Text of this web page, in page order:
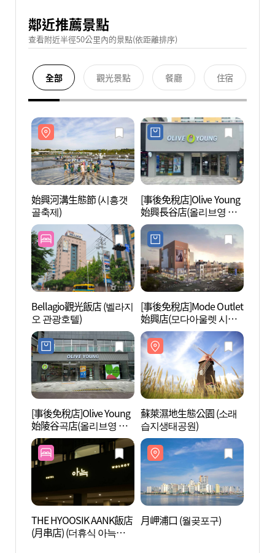
鄰近推薦景點
查看附近半徑50公里內的景點(依距離排序)
全部 觀光景點 餐廳 住宿
始興河溝生態節 (시흥갯
골축제)
[事後免稅店]Olive Young
始興長谷店(올리브영 시
흥장곡점)
Bellagio觀光飯店 (벨라지
오 관광호텔)
[事後免稅店]Mode Outlet
始興店(모다아울렛 시흥
점)
[事後免稅店]Olive Young
始陵谷곡店(올리브영 시
흥능곡점)
蘇萊濕地生態公園 (소래
습지생태공원)
THE HYOOSIK AANK飯店
(月串店) (더휴식 아늑호
月岬浦口 (월곶포구)